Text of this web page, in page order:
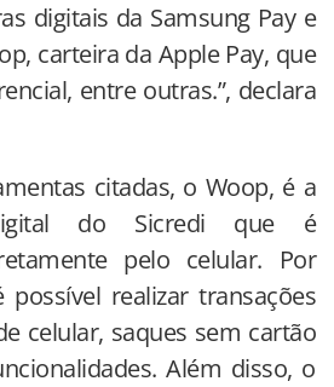
digitais da Samsung Pay e
carteira da Apple Pay, que
entre outras.”, declara
citadas, o Woop, é a
do Sicredi que é
pelo celular. Por
realizar transações
celular, saques sem cartão
Além disso, o